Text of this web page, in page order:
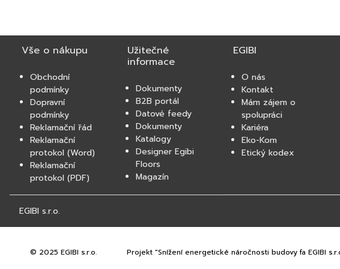
Vše o nákupu
Obchodní
podmínky
Dopravní
podmínky
Reklamační řád
Reklamační
protokol (Word)
Reklamační
protokol (PDF)
Užitečné
informace
Dokumenty
B2B portál
Datové feedy
Dokumenty
Katalogy
Designer Egibi
Floors
Magazín
EGIBI
O nás
Kontakt
Mám zájem o
spolupráci
Kariéra
Eko-Kom
Etický kodex
EGIBI s.r.o.
© 2025 EGIBI s.r.o. Projekt "Snížení energetické náročnosti budovy fa EGIBI